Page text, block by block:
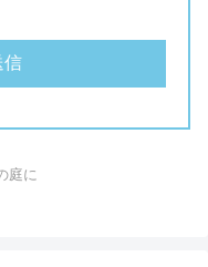
庭に